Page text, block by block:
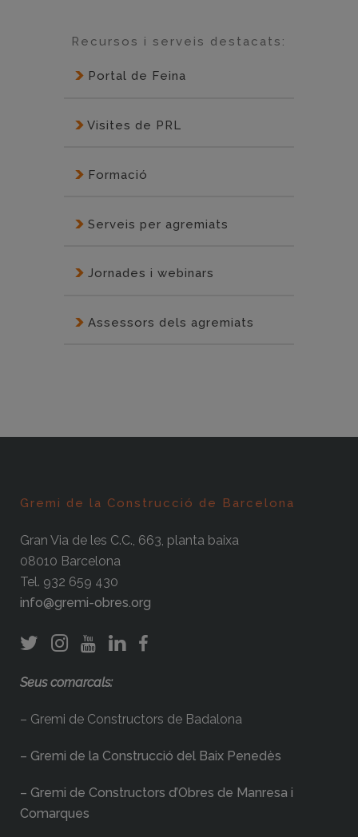
Recursos i serveis destacats:
Portal de Feina
Visites de PRL
Formació
Serveis per agremiats
Jornades i webinars
Assessors dels agremiats
Gremi de la Construcció de Barcelona
Gran Via de les C.C., 663, planta baixa
08010 Barcelona
Tel. 932 659 430
info@gremi-obres.org
Seus comarcals:
– Gremi de Constructors de Badalona
– Gremi de la Construcció del Baix Penedès
– Gremi de Constructors d’Obres de Manresa i
Comarques